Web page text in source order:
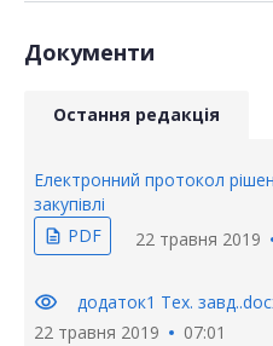
Документи
Остання редакція
Електронний протокол
закупівлі
description PDF 22 травня 2019
visibility
додаток1 Тех.
22 травня 2019
07:01